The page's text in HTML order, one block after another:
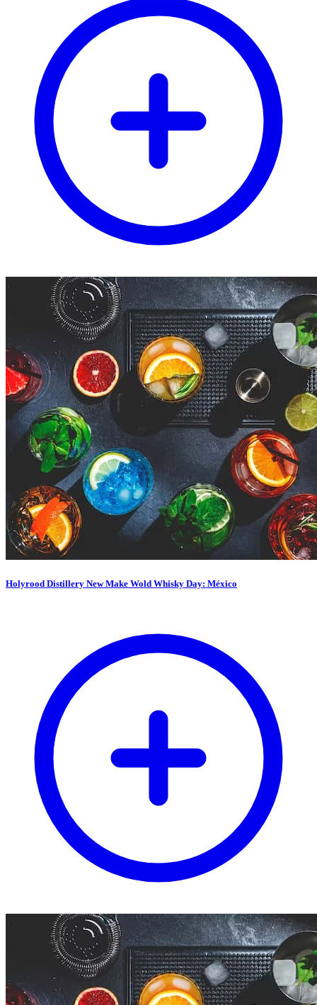
Holyrood Distillery New Make Wold Whisky Day: México